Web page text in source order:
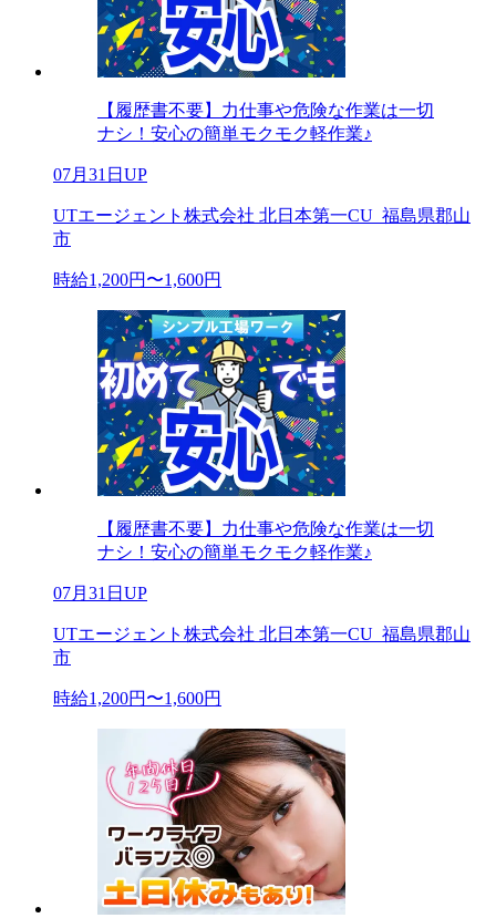
【履歴書不要】力仕事や危険な作業は一切
ナシ！安心の簡単モクモク軽作業♪
07月31日UP
UTエージェント株式会社 北日本第一CU_福島県郡山
市
時給1,200円〜1,600円
【履歴書不要】力仕事や危険な作業は一切
ナシ！安心の簡単モクモク軽作業♪
07月31日UP
UTエージェント株式会社 北日本第一CU_福島県郡山
市
時給1,200円〜1,600円